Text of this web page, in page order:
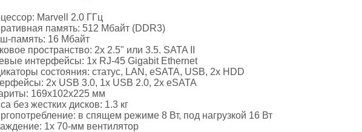
Marvell 2.0 ГГц
память: 512 Мбайт (DDR3)
память: 16 Мбайт
пространство: 2х 2.5" или 3.5. SATA II
интерфейсы: 1x RJ-45 Gigabit Ethernet
состояния: статус, LAN, eSATA, USB, 2х HDD
2х USB 3.0, 1x USB 2.0, 2x eSATA
169x102x225 мм
без жестких дисков: 1.3 кг
в спящем режиме 8 Вт, под нагрузкой 16 Вт
1х 70-мм вентилятор